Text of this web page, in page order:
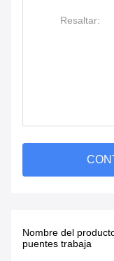
Resaltar:
Nombre del
puentes trabaja